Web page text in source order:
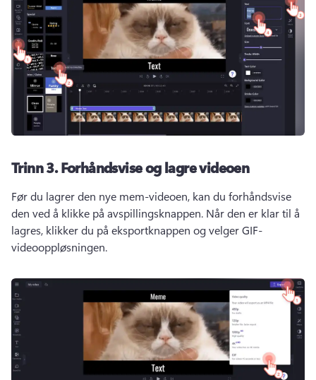
Trinn 3.Forhåndsvise og lagre videoen
Før du lagrer den nye mem-videoen, kan du forhåndsvise
den ved å klikke på avspillingsknappen. Når den er klar til å
lagres, klikker du på eksportknappen og velger GIF-
videooppløsningen.